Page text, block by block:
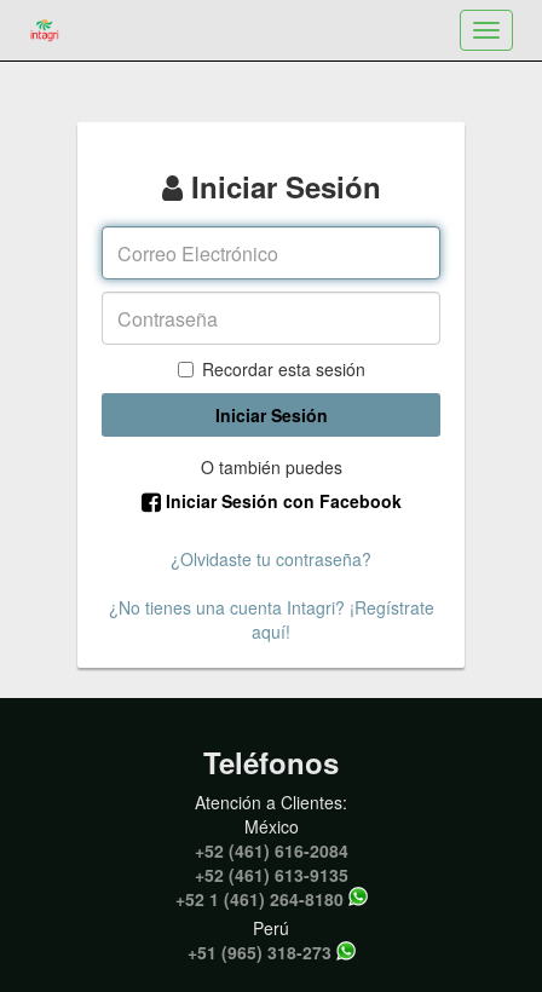
Toggle
Iniciar Sesión
Recordar esta sesión
Iniciar Sesión
O también puedes
Iniciar Sesión con Facebook
¿Olvidaste tu contraseña?
¿No tienes una cuenta Intagri? ¡Regístrate
aquí!
Teléfonos
Atención a Clientes:
México
+52 (461) 616-2084
+52 (461) 613-9135
+52 1 (461) 264-8180
Perú
+51 (965) 318-273